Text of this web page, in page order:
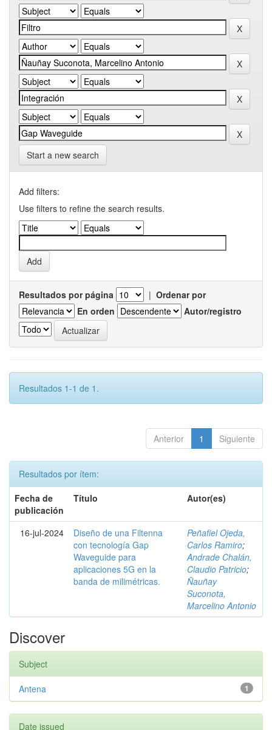
Start a new search
Add filters:
Use filters to refine the search results.
Resultados por página | Ordenar por
En orden
Autor/registro
Resultados 1-1 de 1.
Anterior 1 Siguiente
Resultados por ítem:
Fecha de
publicación
Título Autor(es)
16-jul-2024
Diseño de una Filtenna
con tecnología Gap
Waveguide para
aplicaciones 5G en la
banda de milimétricas.
Peñafiel Ojeda,
Carlos Ramiro;
Andrade Chalán,
Claudio Patricio;
Ñauñay
Suconota,
Marcelino Antonio
Discover
Subject
1
Antena
Date issued